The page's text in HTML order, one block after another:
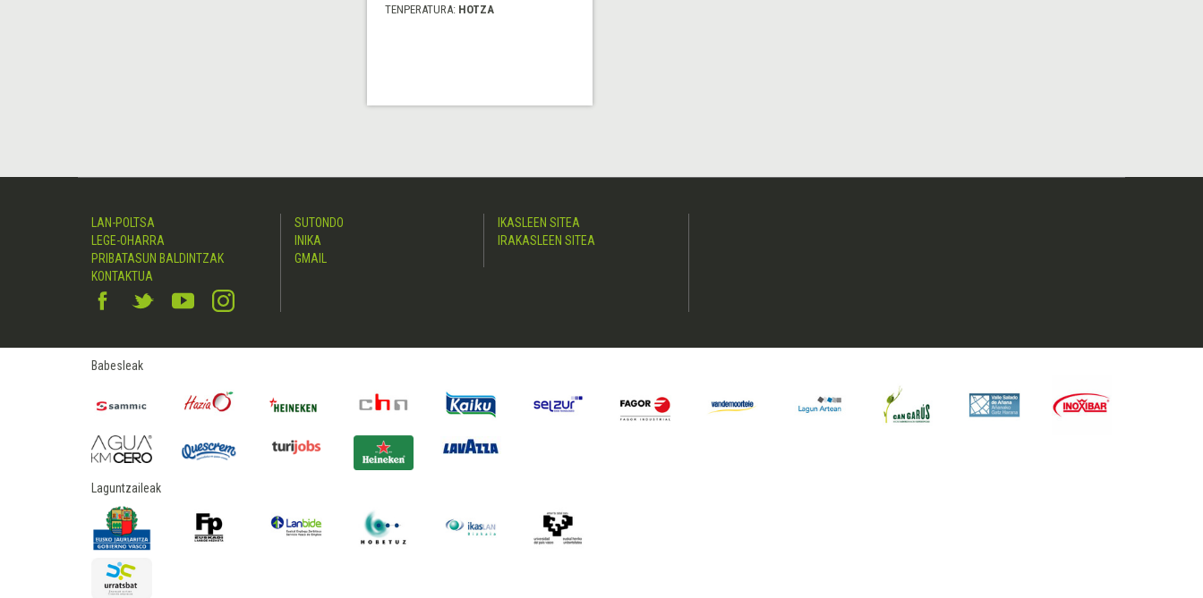
TENPERATURA: HOTZA
LAN-POLTSA
LEGE-OHARRA
PRIBATASUN BALDINTZAK
KONTAKTUA
SUTONDO
INIKA
GMAIL
IKASLEEN SITEA
IRAKASLEEN SITEA
Babesleak
Laguntzaileak